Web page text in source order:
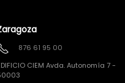
876 61 95 00
CIEM Avda. Autonomía 7 -